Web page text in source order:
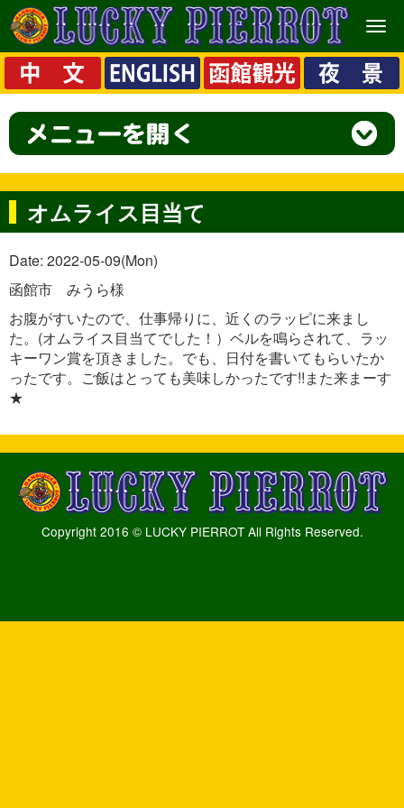
メ
ニ
ュ
ー
オムライス目当て
Date: 2022-05-09(Mon)
函館市 みうら様
お腹がすいたので、仕事帰りに、近くのラッピに来まし
た。(オムライス目当てでした！）ベルを鳴らされて、ラッ
キーワン賞を頂きました。でも、日付を書いてもらいたか
ったです。ご飯はとっても美味しかったです!!また来まーす
★
Copyright 2016 © LUCKY PIERROT All Rights Reserved.